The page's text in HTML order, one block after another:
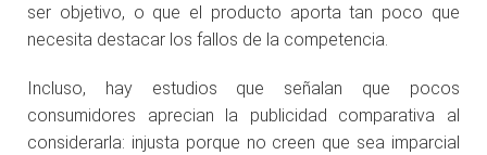
ser objetivo, o que el producto aporta tan poco que
necesita destacar los fallos de la competencia.
Incluso, hay estudios que señalan que pocos
consumidores aprecian la publicidad comparativa al
considerarla: injusta porque no creen que sea imparcial